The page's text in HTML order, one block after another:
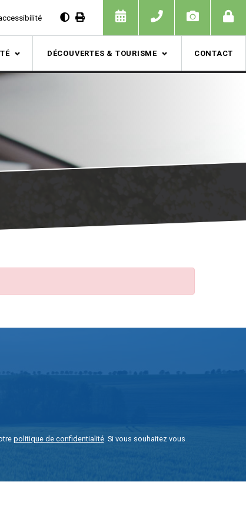
DÉCOUVERTES & TOURISME CONTACT
politique de confidentialité. Si vous souhaitez vous